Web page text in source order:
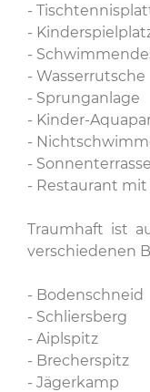
-
-
-
- Wasserrutsche
- Sprunganlage
- Kinder-
-
- Sonnenterrasse
- Restaurant mit
Traumhaft ist
verschiedenen
- Bodenschneid
- Schliersberg
- Aiplspitz
- Brecherspitz
- Jägerkamp